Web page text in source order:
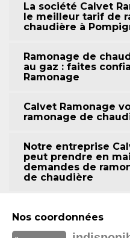
La société Calvet
le meilleur tarif de
chaudière à
Ramonage de
au gaz : faites
Ramonage
Calvet Ramonage
ramonage de
Notre entreprise
peut prendre en
demandes de
de chaudière
Nos coordonnées